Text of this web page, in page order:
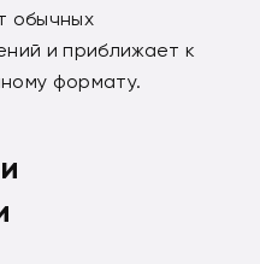
обычных
и приближает к
формату.